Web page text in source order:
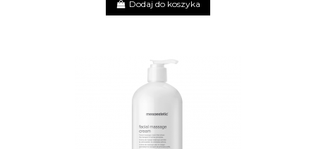
Dodaj do koszyka